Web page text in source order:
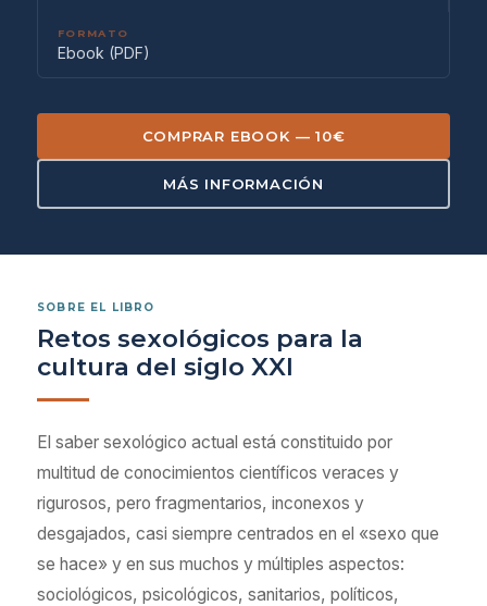
FORMATO
Ebook (PDF)
COMPRAR EBOOK — 10€
MÁS INFORMACIÓN
SOBRE EL LIBRO
Retos sexológicos para la
cultura del siglo XXI
El saber sexológico actual está constituido por
multitud de conocimientos científicos veraces y
rigurosos, pero fragmentarios, inconexos y
desgajados, casi siempre centrados en el «sexo que
se hace» y en sus muchos y múltiples aspectos:
sociológicos, psicológicos, sanitarios, políticos,